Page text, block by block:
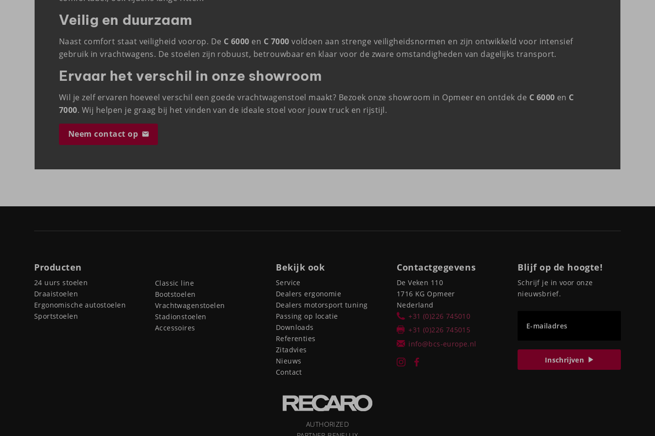
Veilig en duurzaam
Naast comfort staat veiligheid voorop. De C 6000 en C 7000 voldoen aan strenge veiligheidsnormen en zijn ontwikkeld voor intensief
gebruik in vrachtwagens. De stoelen zijn robuust, betrouwbaar en klaar voor de zware omstandigheden van dagelijks transport.
Ervaar het verschil in onze showroom
Wil je zelf ervaren hoeveel verschil een goede vrachtwagenstoel maakt? Bezoek onze showroom in Opmeer en ontdek de C 6000 en C
7000. Wij helpen je graag bij het vinden van de ideale stoel voor jouw truck en rijstijl.
Neem contact op
Producten
24 uurs stoelen
Draaistoelen
Ergonomische autostoelen
Sportstoelen
Classic line
Bootstoelen
Vrachtwagenstoelen
Stadionstoelen
Accessoires
Bekijk ook
Service
Dealers ergonomie
Dealers motorsport tuning
Passing op locatie
Downloads
Referenties
Zitadvies
Nieuws
Contact
Contactgegevens
De Veken 110
1716 KG Opmeer
Nederland
+31 (0)226 745010
+31 (0)226 745015
info@bcs-europe.nl
Blijf op de hoogte!
Schrijf je in voor onze
nieuwsbrief.
E-mailadres
Inschrijven
AUTHORIZED